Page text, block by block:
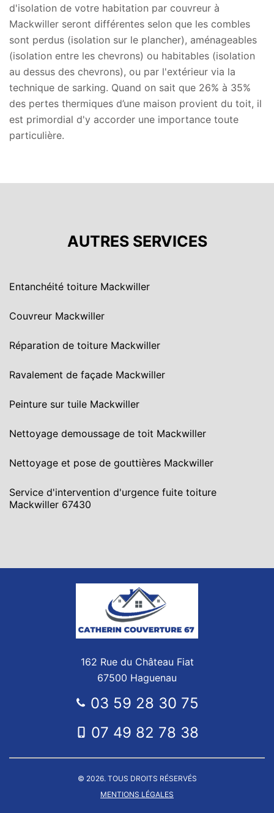
d'isolation de votre habitation par couvreur à
Mackwiller seront différentes selon que les combles
sont perdus (isolation sur le plancher), aménageables
(isolation entre les chevrons) ou habitables (isolation
au dessus des chevrons), ou par l'extérieur via la
technique de sarking. Quand on sait que 26% à 35%
des pertes thermiques d’une maison provient du toit, il
est primordial d'y accorder une importance toute
particulière.
AUTRES SERVICES
Entanchéité toiture Mackwiller
Couvreur Mackwiller
Réparation de toiture Mackwiller
Ravalement de façade Mackwiller
Peinture sur tuile Mackwiller
Nettoyage demoussage de toit Mackwiller
Nettoyage et pose de gouttières Mackwiller
Service d'intervention d'urgence fuite toiture
Mackwiller 67430
162 Rue du Château Fiat
67500 Haguenau
03 59 28 30 75
07 49 82 78 38
© 2026. TOUS DROITS RÉSERVÉS
MENTIONS LÉGALES